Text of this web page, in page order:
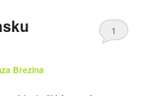
Březina
1